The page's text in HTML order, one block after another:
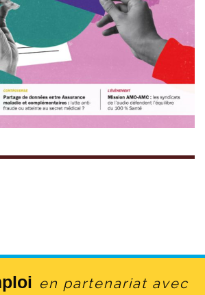
en partenariat avec